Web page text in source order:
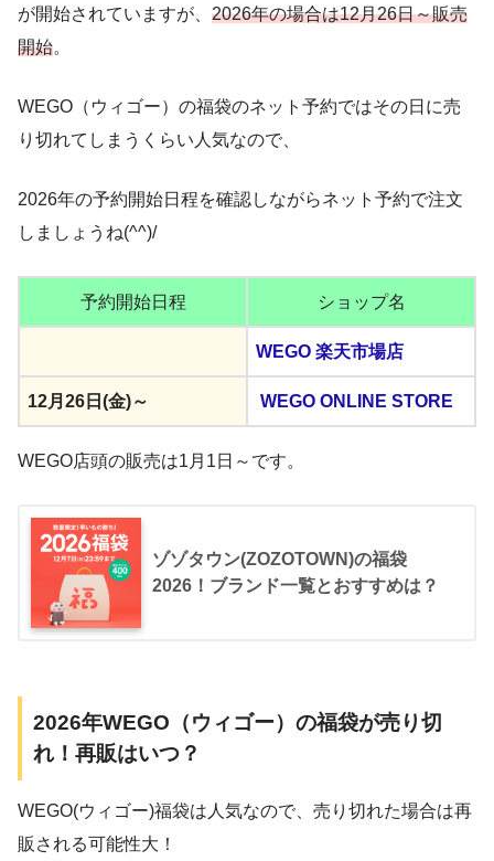
が開始されていますが、 2026年の場合は12月26日～販売
開始。
WEGO（ウィゴー）の福袋のネット予約ではその日に売
り切れてしまうくらい人気なので、
2026年の予約開始日程を確認しながらネット予約で注文
しましょうね(^^)/
予約開始日程 ショップ名
WEGO 楽天市場店
12月26日(金)～ WEGO ONLINE STORE
WEGO店頭の販売は1月1日～です。
ゾゾタウン(ZOZOTOWN)の福袋
2026！ブランド一覧とおすすめは？
2026年WEGO（ウィゴー）の福袋が売り切
れ！再販はいつ？
WEGO(ウィゴー)福袋は人気なので、売り切れた場合は再
販される可能性大！